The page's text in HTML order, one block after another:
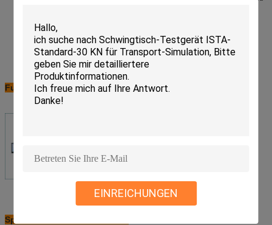
EINREICHUNGEN
Schwingtisch ohne Bedarf an der speziellen Grundlage. Perfekte
Wiedererscheinungserschütterungswellenform und die Reduzierung des
Erschütterungsgetriebes
Unterschiedliche Anwendung auf der Vertikale und den Planscheiben.
Einfache Operation für den Prüfer.
Funktions-Prinzip:
Spezifikationen: EV103-EV220